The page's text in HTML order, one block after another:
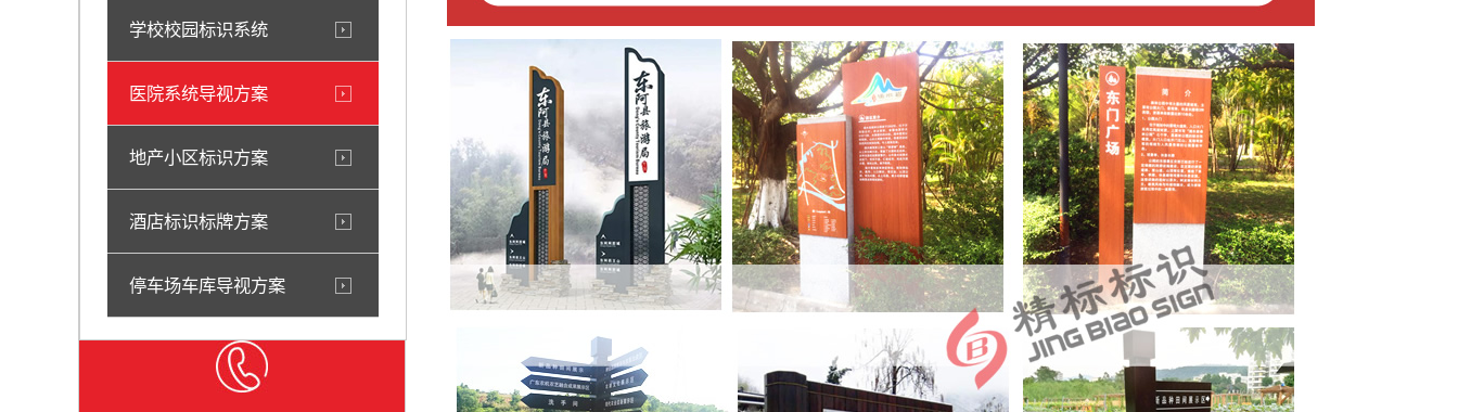
学校校园标识系统
医院系统导视方案
地产小区标识方案
酒店标识标牌方案
停车场车库导视方案